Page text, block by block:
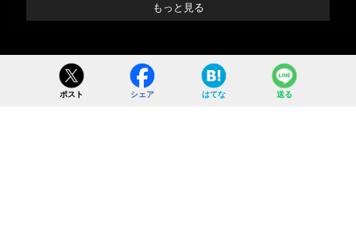
もっと見る
ポスト シェア はてな 送る